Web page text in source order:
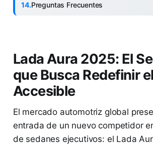
Preguntas Frecuentes
Lada Aura 2025: El
que Busca Redefinir
Accesible
El mercado automotriz global
entrada de un nuevo competidor
de sedanes ejecutivos: el Lada